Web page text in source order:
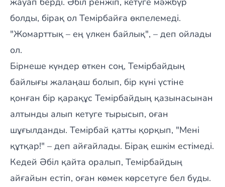
болды, бірақ ол Темірбайға өкпелемеді.
"Жомарттық – ең үлкен байлық", – деп ойлады
ол.
Бірнеше күндер өткен соң, Темірбайдың
байлығы жалаңаш болып, бір күні үстіне
қонған бір қарақұс Темірбайдың қазынасынан
алтынды алып кетуге тырысып, оған
шұғылданды. Темірбай қатты қорқып, "Мені
құтқар!" – деп айғайлады. Бірақ ешкім естімеді.
Кедей Әбіл қайта оралып, Темірбайдың
айғайын естіп, оған көмек көрсетуге бел буды.